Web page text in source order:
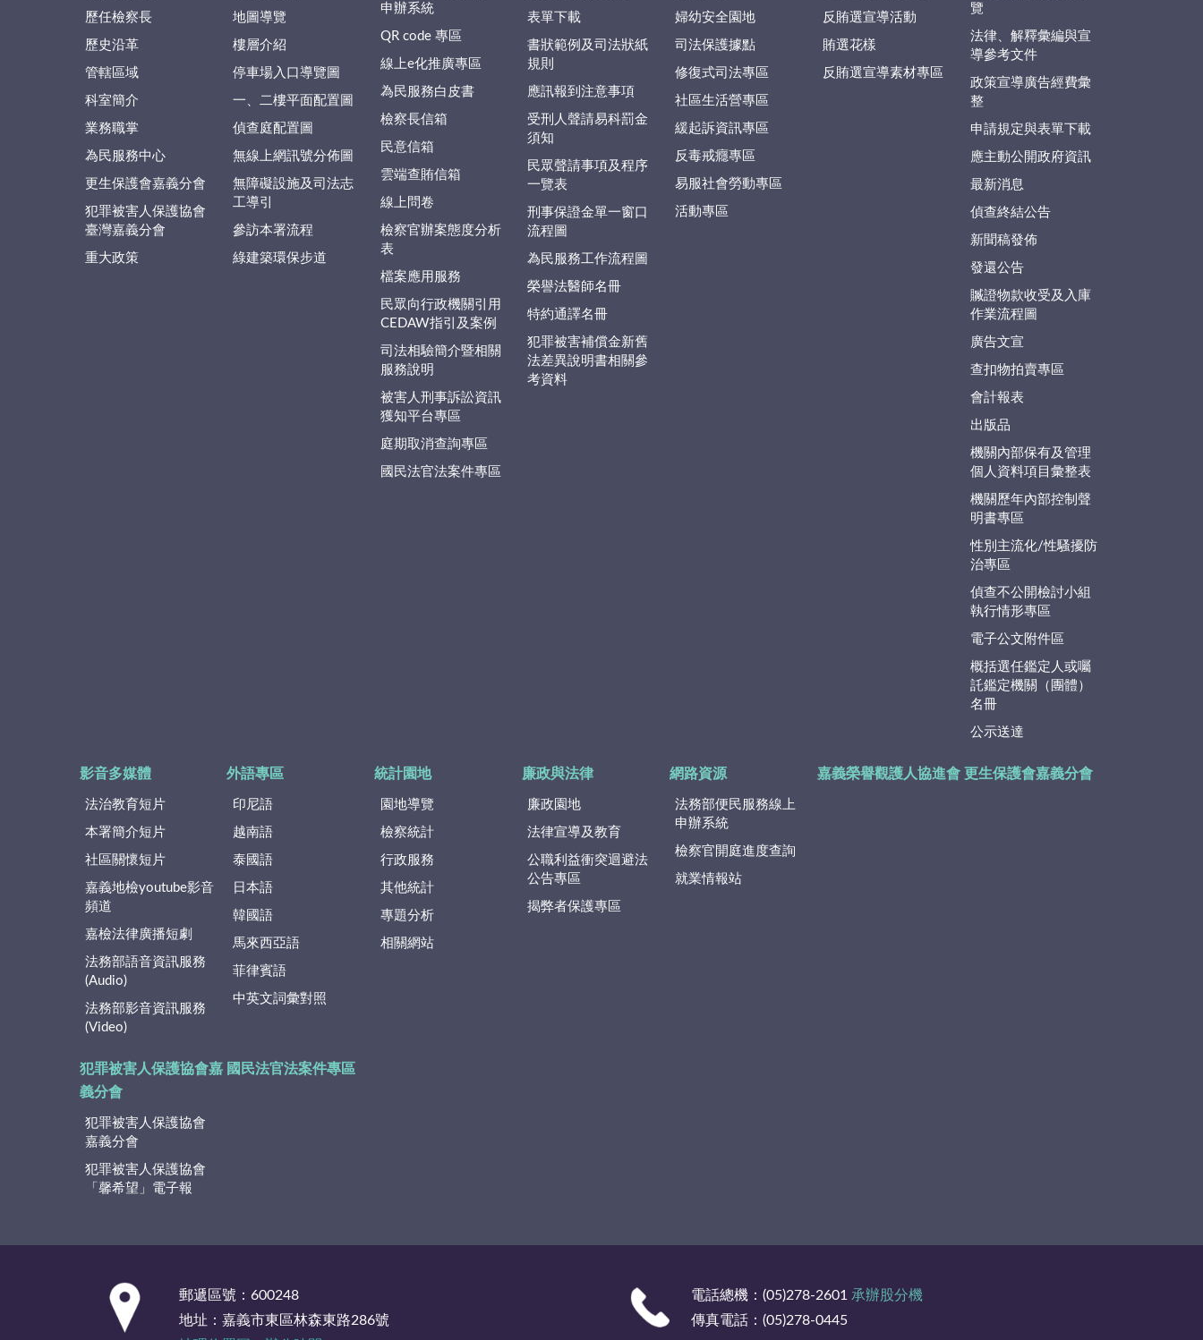
歷任檢察長
歷史沿革
管轄區域
科室簡介
業務職掌
為民服務中心
更生保護會嘉義分會
犯罪被害人保護協會
臺灣嘉義分會
重大政策
地圖導覽
樓層介紹
停車場入口導覽圖
一、二樓平面配置圖
偵查庭配置圖
無線上網訊號分佈圖
無障礙設施及司法志
工導引
參訪本署流程
綠建築環保步道
申辦系統
QR code 專區
線上e化推廣專區
為民服務白皮書
檢察長信箱
民意信箱
雲端查賄信箱
線上問卷
檢察官辦案態度分析
表
檔案應用服務
民眾向行政機關引用
CEDAW指引及案例
司法相驗簡介暨相關
服務說明
被害人刑事訴訟資訊
獲知平台專區
庭期取消查詢專區
國民法官法案件專區
表單下載
書狀範例及司法狀紙
規則
應訊報到注意事項
受刑人聲請易科罰金
須知
民眾聲請事項及程序
一覽表
刑事保證金單一窗口
流程圖
為民服務工作流程圖
榮譽法醫師名冊
特約通譯名冊
犯罪被害補償金新舊
法差異說明書相關參
考資料
婦幼安全園地
司法保護據點
修復式司法專區
社區生活營專區
緩起訴資訊專區
反毒戒癮專區
易服社會勞動專區
活動專區
反賄選宣導活動
賄選花樣
反賄選宣導素材專區
覽
法律、解釋彙編與宣
導參考文件
政策宣導廣告經費彙
整
申請規定與表單下載
應主動公開政府資訊
最新消息
偵查終結公告
新聞稿發佈
發還公告
贓證物款收受及入庫
作業流程圖
廣告文宣
查扣物拍賣專區
會計報表
出版品
機關內部保有及管理
個人資料項目彙整表
機關歷年內部控制聲
明書專區
性別主流化/性騷擾防
治專區
偵查不公開檢討小組
執行情形專區
電子公文附件區
概括選任鑑定人或囑
託鑑定機關（團體）
名冊
公示送達
影音多媒體
法治教育短片
本署簡介短片
社區關懷短片
嘉義地檢youtube影音
頻道
嘉檢法律廣播短劇
法務部語音資訊服務
(Audio)
法務部影音資訊服務
(Video)
外語專區
印尼語
越南語
泰國語
日本語
韓國語
馬來西亞語
菲律賓語
中英文詞彙對照
統計園地
園地導覽
檢察統計
行政服務
其他統計
專題分析
相關網站
廉政與法律
廉政園地
法律宣導及教育
公職利益衝突迴避法
公告專區
揭弊者保護專區
網路資源
法務部便民服務線上
申辦系統
檢察官開庭進度查詢
就業情報站
嘉義榮譽觀護人協進會 更生保護會嘉義分會
犯罪被害人保護協會嘉
義分會
犯罪被害人保護協會
嘉義分會
犯罪被害人保護協會
「馨希望」電子報
國民法官法案件專區
郵遞區號：600248
地址：嘉義市東區林森東路286號
電話總機：(05)278-2601 承辦股分機
傳真電話：(05)278-0445